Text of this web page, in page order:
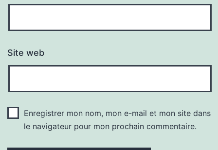
Site web
Enregistrer mon nom, mon e-mail et mon site dans
le navigateur pour mon prochain commentaire.